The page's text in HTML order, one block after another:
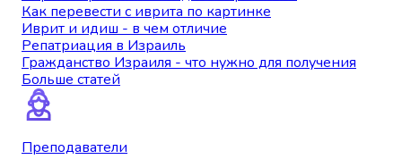
Как перевести с иврита по картинке
Иврит и идиш - в чем отличие
Репатриация в Израиль
Гражданство Израиля - что нужно для получения
Больше статей
Преподаватели